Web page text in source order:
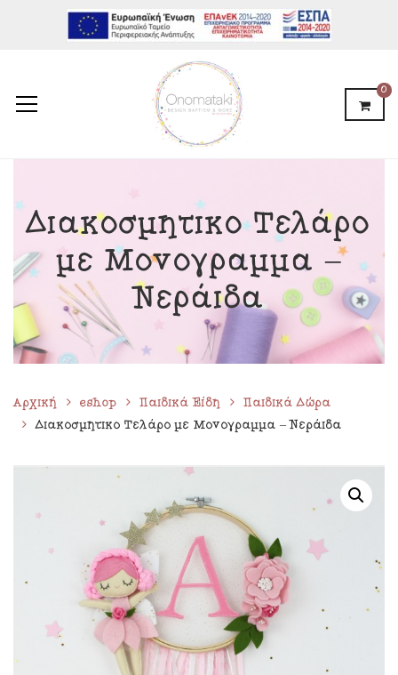
0
Διακοσμητικό Τελάρο
με Μονόγραμμα –
Νεράιδα
Αρχική eshop Παιδικά Είδη
Παιδικά Δώρα
Διακοσμητικό Τελάρο με Μονόγραμμα – Νεράιδα